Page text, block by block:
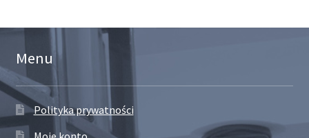
Menu
Polityka prywatności